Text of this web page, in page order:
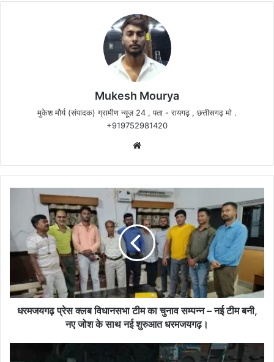
Mukesh Mourya
मुकेश मौर्य (संपादक) ग्रामीण न्यूज़ 24 , पता - रायगढ़ , छत्तीसगढ़ मो .
+919752981420
धरमजयगढ़
विधानसभा
टीम
सम्पन्न
–
धरमजयगढ़ प्रेस क्लब विधानसभा टीम का चुनाव सम्पन्न – नई टीम बनी,
नए जोश के साथ नई शुरुआत धरमजयगढ़।